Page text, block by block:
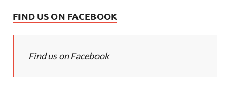
FIND US ON FACEBOOK
Find us on Facebook